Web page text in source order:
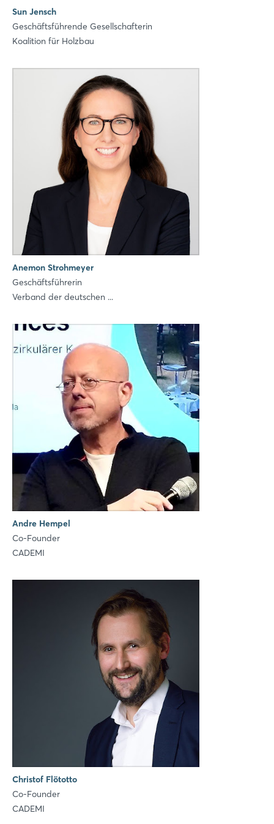
Sun Jensch
Geschäftsführende Gesellschafterin
Koalition für Holzbau
Anemon Strohmeyer
Geschäftsführerin
Verband der deutschen ...
Andre Hempel
Co-Founder
CADEMI
Christof Flötotto
Co-Founder
CADEMI
Login
Einloggen
Passwort vergessen?
Noch nicht angemeldet?
Jetzt registrieren